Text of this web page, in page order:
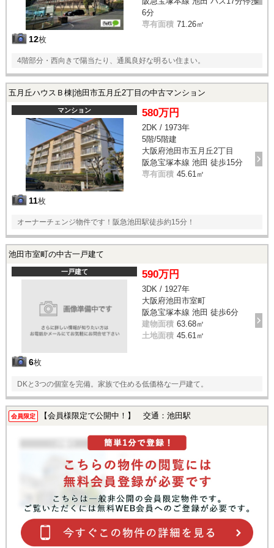
12枚
6分
専有面積 71.26㎡
4階部分・西向きで陽当たり、通風良好な明るい住まい。
五月丘ハウスＢ棟|池田市五月丘2丁目の中古マンション
マンション
11枚
580万円
2DK / 1973年
5階/5階建
大阪府池田市五月丘2丁目
阪急宝塚本線 池田 徒歩15分
専有面積 45.61㎡
オーナーチェンジ物件です！阪急池田駅徒歩約15分！
池田市室町の中古一戸建て
一戸建て
6枚
590万円
3DK / 1927年
大阪府池田市室町
阪急宝塚本線 池田 徒歩6分
建物面積 63.68㎡
土地面積 45.61㎡
DKと3つの個室を完備。家族で住める低価格な一戸建て。
会員限定 【会員様限定で公開中！】 交通：池田駅